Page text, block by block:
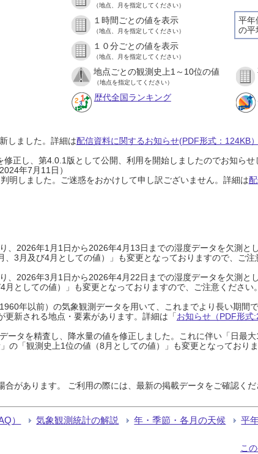
（地点、月を指定してください）
平年
の平
１時間ごとの値を表示
（地点、月を指定してください）
１０分ごとの値を表示
（地点、月を指定してください）
地点ごとの観測史上1～10位の値
（地点を指定してください）
歴代全国ランキング
しました。詳細は配信資料に関するお知らせ(PDF形式：124KB）
正し、第4.0.1版として公開、利用を開始しましたのでお知らせ
年7月11日）
明しました。ご迷惑をおかけして申し訳ございません。詳細は
、2026年1月1日から2026年4月13日までの湿度データを欠測と
3月及び4月としての値）」も変更となっておりますので、ご注
、2026年3月1日から2026年4月22日までの湿度データを欠測と
としての値）」も変更となっておりますので、ご注意ください
年以前）の気象観測データを用いて、これまでより長い期間
新される地点・要素があります。詳細は「お知らせ（PDF形式
ータを精査し、降水量の値を修正しました。これに伴い「日最
の「観測史上1位の値（8月としての値）」も変更となっており
があります。 ご利用の際には、最新の掲載データをご確認く
） 気象観測統計の解説 年・季節・各月の天候 平
こ